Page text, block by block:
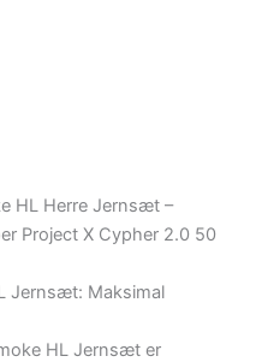
HL Herre Jernsæt –
Project X Cypher 2.0 50
Jernsæt: Maksimal
HL Jernsæt er